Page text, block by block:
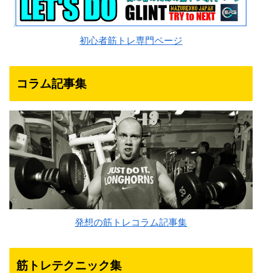
初心者筋トレ専門ページ
コラム記事集
発想の筋トレコラム記事集
筋トレテクニック集